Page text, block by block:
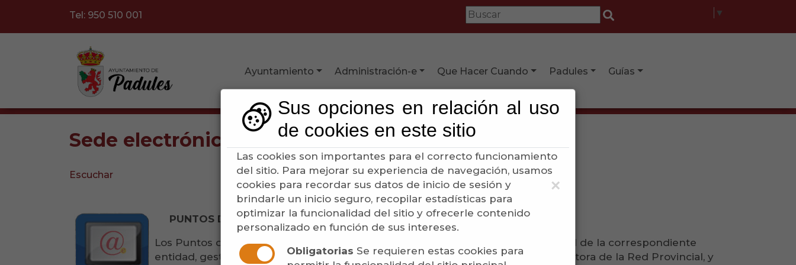
×
Sus opciones en relación al uso
de cookies en este sitio
Las cookies son importantes para el correcto funcionamiento
del sitio. Para mejorar su experiencia de navegación, usamos
cookies para recordar sus datos de inicio de sesión y
brindarle un inicio seguro, recopilar estadísticas para
optimizar la funcionalidad del sitio y ofrecerle contenido
personalizado en función de sus intereses.
Obligatorias Se requieren estas cookies para
Tel: 950 510 001 ▼
Ayuntamiento Administración-e Que Hacer Cuando Padules Guías
Sede electrónica. Puntos de Acceso. (art. 8 y 12)
Escuchar
PUNTOS DE ACCESO ELECTRÓNICO DE LIBRE UTILIZACIÓN
Los Puntos de Acceso Electrónico, consisten en sedes electrónicas de titularidad de la correspondiente
entidad, gestionadas, en su caso, por la Diputación de Almería como entidad gestora de la Red Provincial, y